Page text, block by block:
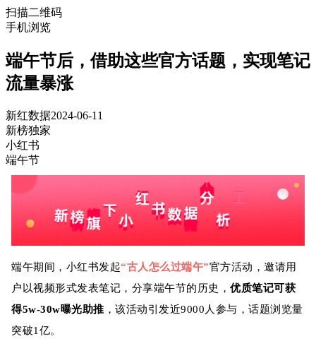
扫描二维码
手机浏览
端午节后，借助这些官方话题，实现笔记
流量暴涨
新红数据2024-06-11
新榜独家
小红书
端午节
端午期间，小红书发起“古人怎么过端午”官方活动，邀请用
户以视频形式发表笔记，分享端午节的历史，优质笔记可获
得5w-30w曝光助推 ，该活动引发近9000人参与，话题浏览量
突破1亿。